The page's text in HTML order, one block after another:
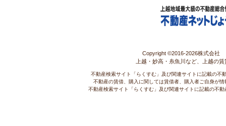
Copyright ©2016-2026株式会社
上越・妙高・糸魚川など、上越の
不動産検索サイト「らくすむ」及び関連サイトに記載の不
不動産の賃借、購入に関しては賃借者、購入者ご自身が
不動産検索サイト「らくすむ」及び関連サイトに記載の不